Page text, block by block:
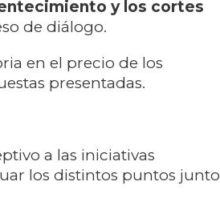
y los cortes
de diálogo.
en el precio de los
presentadas.
a las iniciativas
los distintos puntos junto